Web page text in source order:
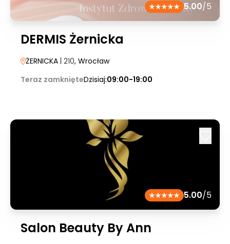
5.00/5
DERMIS Żernicka
ŻERNICKA | 210, Wrocław
Teraz zamknięteDzisiaj:09:00-19:00
5.00/5
Salon Beauty By Ann